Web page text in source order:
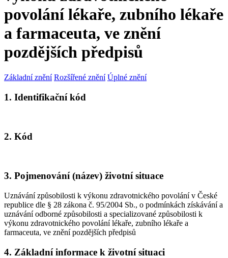
povolání lékaře, zubního lékaře
a farmaceuta, ve znění
pozdějších předpisů
Základní znění Rozšířené znění Úplné znění
1. Identifikační kód
2. Kód
3. Pojmenování (název) životní situace
Uznávání způsobilosti k výkonu zdravotnického povolání v České
republice dle § 28 zákona č. 95/2004 Sb., o podmínkách získávání a
uznávání odborné způsobilosti a specializované způsobilosti k
výkonu zdravotnického povolání lékaře, zubního lékaře a
farmaceuta, ve znění pozdějších předpisů
4. Základní informace k životní situaci